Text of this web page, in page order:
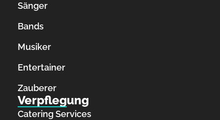
Sänger
Bands
Musiker
Entertainer
Zauberer
Verpflegung
Catering Services